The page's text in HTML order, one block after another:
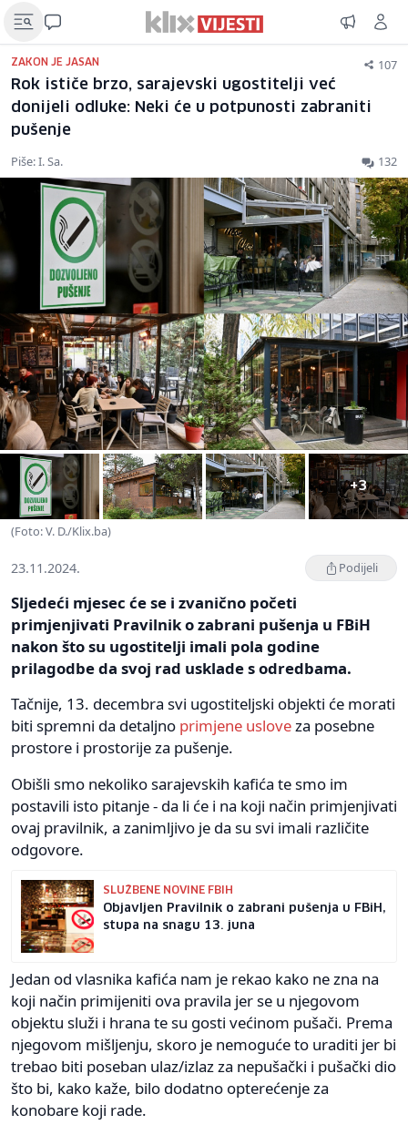
ZAKON JE JASAN 107
Rok ističe brzo, sarajevski ugostitelji već
donijeli odluke: Neki će u potpunosti zabraniti
pušenje
Piše: I. Sa. 132
+3
(Foto: V. D./Klix.ba)
23.11.2024. Podijeli
Sljedeći mjesec će se i zvanično početi
primjenjivati Pravilnik o zabrani pušenja u FBiH
nakon što su ugostitelji imali pola godine
prilagodbe da svoj rad usklade s odredbama.
Tačnije, 13. decembra svi ugostiteljski objekti će morati
biti spremni da detaljno primjene usloveza posebne
prostore i prostorije za pušenje.
Obišli smo nekoliko sarajevskih kafića te smo im
postavili isto pitanje - da li će i na koji način primjenjivati
ovaj pravilnik, a zanimljivo je da su svi imali različite
odgovore.
SLUŽBENE NOVINE FBIH
Objavljen Pravilnik o zabrani pušenja u FBiH,
stupa na snagu 13. juna
Jedan od vlasnika kafića nam je rekao kako ne zna na
koji način primijeniti ova pravila jer se u njegovom
objektu služi i hrana te su gosti većinom pušači. Prema
njegovom mišljenju, skoro je nemoguće to uraditi jer bi
trebao biti poseban ulaz/izlaz za nepušački i pušački dio
što bi, kako kaže, bilo dodatno opterećenje za
konobare koji rade.